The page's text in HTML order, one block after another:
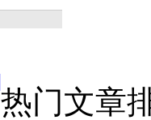
热门文章